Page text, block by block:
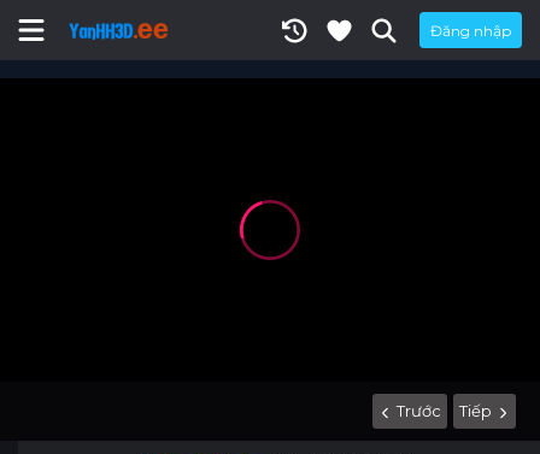
Đăng nhập
Trước Tiếp